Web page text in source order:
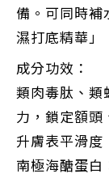
備。可同時
濕打底精華」
成分功效：
類肉毒肽、類
力，鎖定額
升膚表平滑度
南極海醣蛋白